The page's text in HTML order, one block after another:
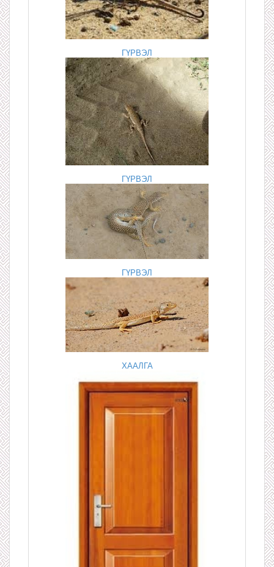
ГҮРВЭЛ
ГҮРВЭЛ
ГҮРВЭЛ
ХААЛГА